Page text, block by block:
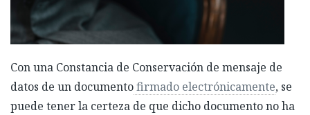
Con una Constancia de Conservación de mensaje de
datos de un documentofirmado electrónicamente, se
puede tener la certeza de que dicho documento no ha